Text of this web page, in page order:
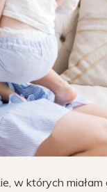
w których miałam